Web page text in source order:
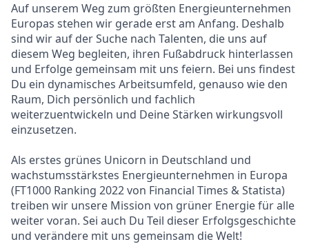
Auf unserem Weg zum größten Energieunternehmen
Europas stehen wir gerade erst am Anfang. Deshalb
sind wir auf der Suche nach Talenten, die uns auf
diesem Weg begleiten, ihren Fußabdruck hinterlassen
und Erfolge gemeinsam mit uns feiern. Bei uns findest
Du ein dynamisches Arbeitsumfeld, genauso wie den
Raum, Dich persönlich und fachlich
weiterzuentwickeln und Deine Stärken wirkungsvoll
einzusetzen.
Als erstes grünes Unicorn in Deutschland und
wachstumsstärkstes Energieunternehmen in Europa
(FT1000 Ranking 2022 von Financial Times & Statista)
treiben wir unsere Mission von grüner Energie für alle
weiter voran. Sei auch Du Teil dieser Erfolgsgeschichte
und verändere mit uns gemeinsam die Welt!